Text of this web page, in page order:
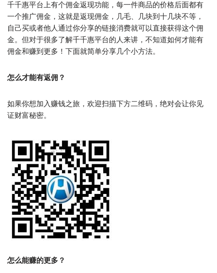
千千惠平台上有个佣金返现功能，每一件商品的价格后面都有
一个推广佣金，这就是返现佣金，几毛、几块到十几块不等，
自己买或者他人通过你分享的链接消费就可以直接获得这个佣
金。但对于很多了解千千惠平台的人来讲，不知道如何才能有
佣金和赚到更多！下面就简单分享几个小方法。
怎么才能有返佣？
如果你想加入赚钱之旅，欢迎扫描下方二维码，绝对会让你见
证财富秘密。
怎么能赚的更多？